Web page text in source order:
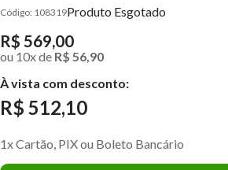
108319Produto Esgotado
R$ 569,00
ou 10xde R$ 56,90
À vista com desconto:
R$ 512,10
1x Cartão, PIX ou Boleto Bancário